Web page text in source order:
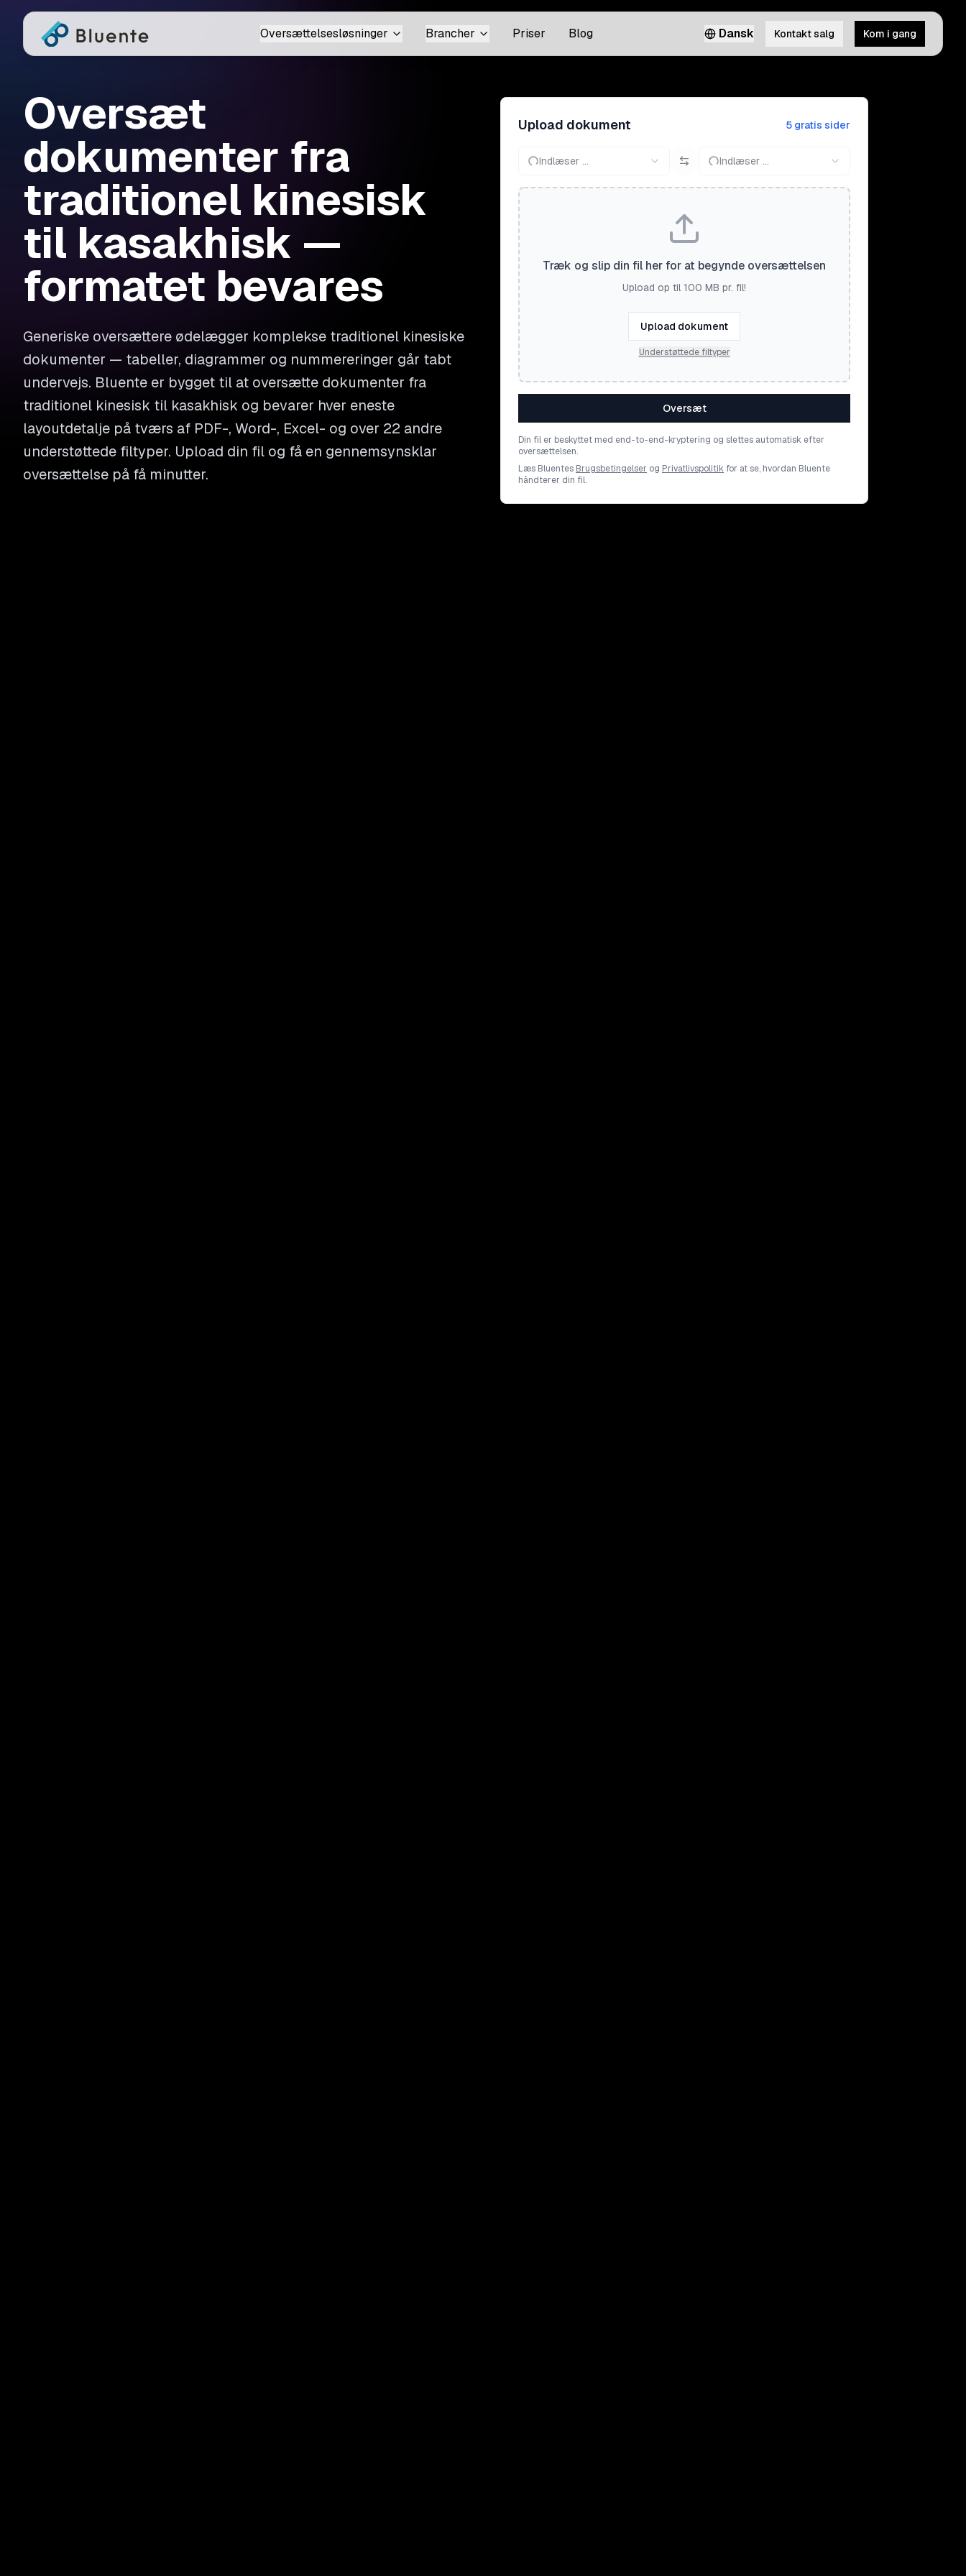
Oversættelsesløsninger Brancher Priser Blog Dansk Kontakt salg Kom i gang
Oversæt
dokumenter fra
traditionel kinesisk
til kasakhisk —
formatet bevares
Generiske oversættere ødelægger komplekse traditionel kinesiske
dokumenter — tabeller, diagrammer og nummereringer går tabt
undervejs. Bluente er bygget til at oversætte dokumenter fra
traditionel kinesisk til kasakhisk og bevarer hver eneste
layoutdetalje på tværs af PDF-, Word-, Excel- og over 22 andre
understøttede filtyper. Upload din fil og få en gennemsynsklar
oversættelse på få minutter.
Upload dokument 5 gratis sider
Indlæser ... Indlæser ...
Træk og slip din fil her for at begynde oversættelsen
Upload op til 100 MB pr. fil!
Upload dokument
Understøttede filtyper
Oversæt
Din fil er beskyttet med end-to-end-kryptering og slettes automatisk efter
oversættelsen.
Læs Bluentes Brugsbetingelser og Privatlivspolitik for at se, hvordan Bluente
håndterer din fil.